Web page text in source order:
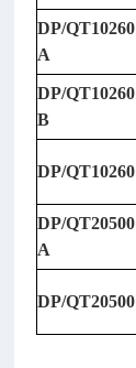
DP/QT10260
A
DP/QT10260
B
DP/QT10260
DP/QT20500
A
DP/QT20500